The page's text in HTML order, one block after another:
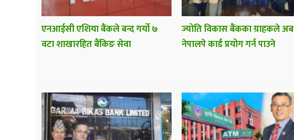
एनआईसी एशिया बैंकले बन्द गर्यो ७
वटा शाखारहित बैंकिङ सेवा
ज्योति विकास बैंकका ग्राहकले अब
नेपालपे कार्ड प्रयोग गर्न पाउने